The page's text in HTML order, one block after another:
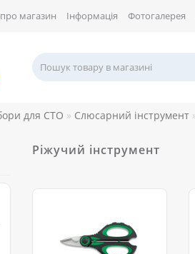
про магазин Інформація Фотогалерея
для СТО Слюсарний інструмент
Ріжучий інструмент